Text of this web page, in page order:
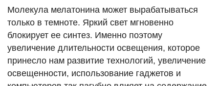
Молекула мелатонина может вырабатываться
только в темноте. Яркий свет мгновенно
блокирует ее синтез. Именно поэтому
увеличение длительности освещения, которое
принесло нам развитие технологий, увеличение
освещенности, использование гаджетов и